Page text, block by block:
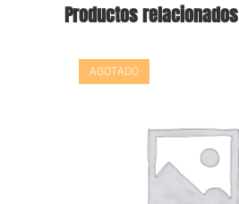
Productos relacionados
AGOTADO